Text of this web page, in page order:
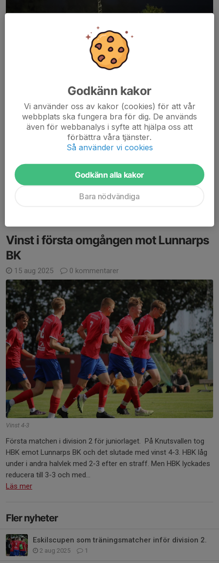
HBK fick kämpa sig igenom fredagens match mot Åstorp. Det
var en händelserik match med många utdelade gula kort, men
även två röda kort för motståndarna. Men HBK stod pall för
press och spelade övervägande bra genom matchen....
Vinst i första omgången mot Lunnarps
BK
15 aug 2025 0 kommentarer
Vinst 4-3
Första matchen i division 2 för juniorlaget. På Knutsvallen tog
HBK emot Lunnarps BK och det slutade med vinst 4-3. HBK låg
under i andra halvlek med 2-3 efter en straff. Men HBK lyckades
reducera till 3-3 och med...
Läs mer
Fler nyheter
Eskilscupen som träningsmatcher inför division 2.
2 aug 2025 1
Godkänn kakor
Vi använder oss av kakor (cookies) för att vår
webbplats ska fungera bra för dig. De används
även för webbanalys i syfte att hjälpa oss att
förbättra våra tjänster.
Så använder vi cookies
Godkänn alla kakor
Bara nödvändiga